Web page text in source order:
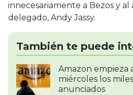
innecesariamente a Bezos y
delegado, Andy Jassy.
También te puede
Amazon empieza
miércoles los
anunciados